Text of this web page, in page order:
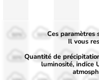
50%
30%
50%
30%
50%
30%
Ces paramètres
Il vous
Quantité de
luminosité, indice